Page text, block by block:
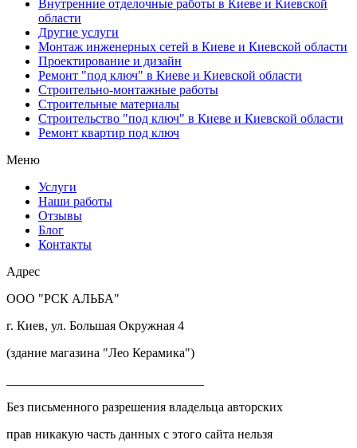
Внутренние отделочные работы в Киеве и Киевской
области
Другие услуги
Монтаж инженерных сетей в Киеве и Киевской области
Проектирование и дизайн
Ремонт "под ключ" в Киеве и Киевской области
Строительно-монтажные работы
Строительные материалы
Строительство "под ключ" в Киеве и Киевской области
Ремонт квартир под ключ
Меню
Услуги
Наши работы
Отзывы
Блог
Контакты
Адрес
ООО "РСК АЛЬБА"
г. Киев, ул. Большая Окружная 4
(здание магазина "Лео Керамика")
Без письменного разрешения владельца авторских
прав никакую часть данных с этого сайта нельзя